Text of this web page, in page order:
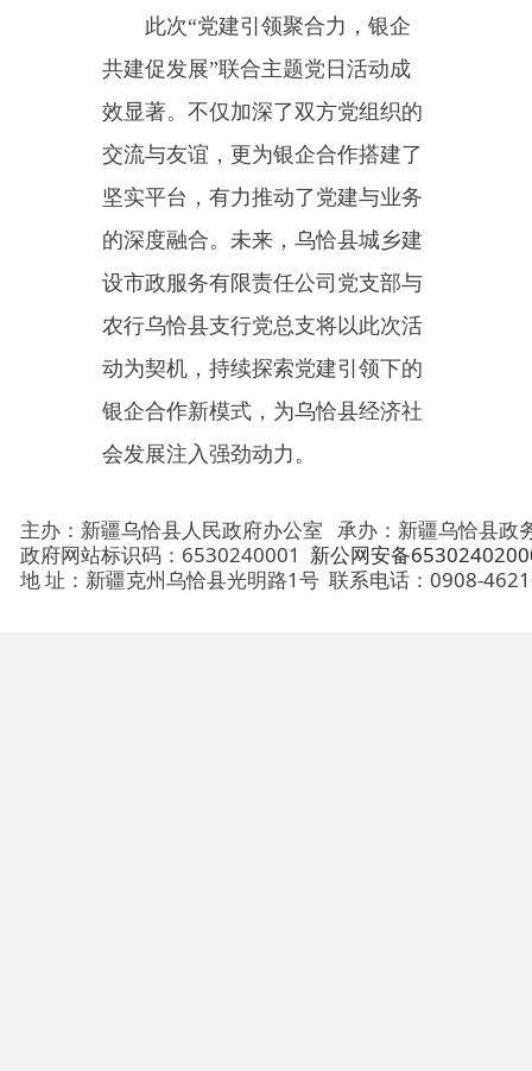
动为契机，持续探索党建引领下的
银企合作新模式，为乌恰县经济社
主办：新疆乌恰县人民政府办公室承办：新疆乌恰县政务服务
政府网站标识码：6530240001 新公网安备65302402000101号
地 址：新疆克州乌恰县光明路1号联系电话：0908-4621030